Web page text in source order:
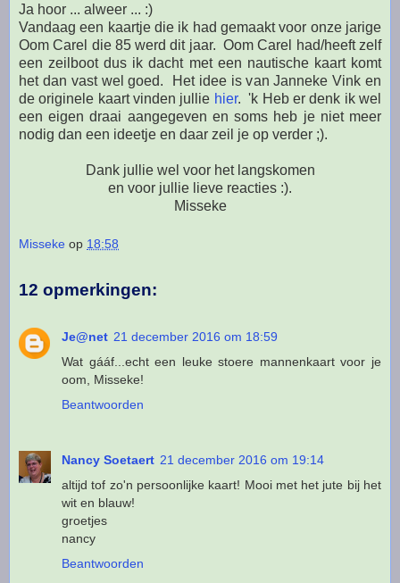
Ja hoor ... alweer ... :)
Vandaag een kaartje die ik had gemaakt voor onze jarige
Oom Carel die 85 werd dit jaar. Oom Carel had/heeft zelf
een zeilboot dus ik dacht met een nautische kaart komt
het dan vast wel goed. Het idee is van Janneke Vink en
de originele kaart vinden jullie hier. 'k Heb er denk ik wel
een eigen draai aangegeven en soms heb je niet meer
nodig dan een ideetje en daar zeil je op verder ;).
Dank jullie wel voor het langskomen
en voor jullie lieve reacties :).
Misseke
Misseke op 18:58
12 opmerkingen:
Je@net 21 december 2016 om 18:59
Wat gááf...echt een leuke stoere mannenkaart voor je
oom, Misseke!
Beantwoorden
Nancy Soetaert 21 december 2016 om 19:14
altijd tof zo'n persoonlijke kaart! Mooi met het jute bij het
wit en blauw!
groetjes
nancy
Beantwoorden